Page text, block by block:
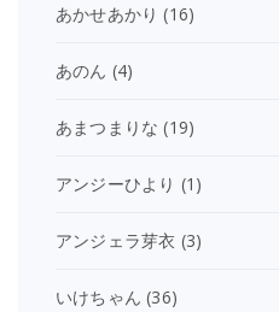
あかせあかり (16)
あのん (4)
あまつまりな (19)
アンジーひより (1)
アンジェラ芽衣 (3)
いけちゃん (36)